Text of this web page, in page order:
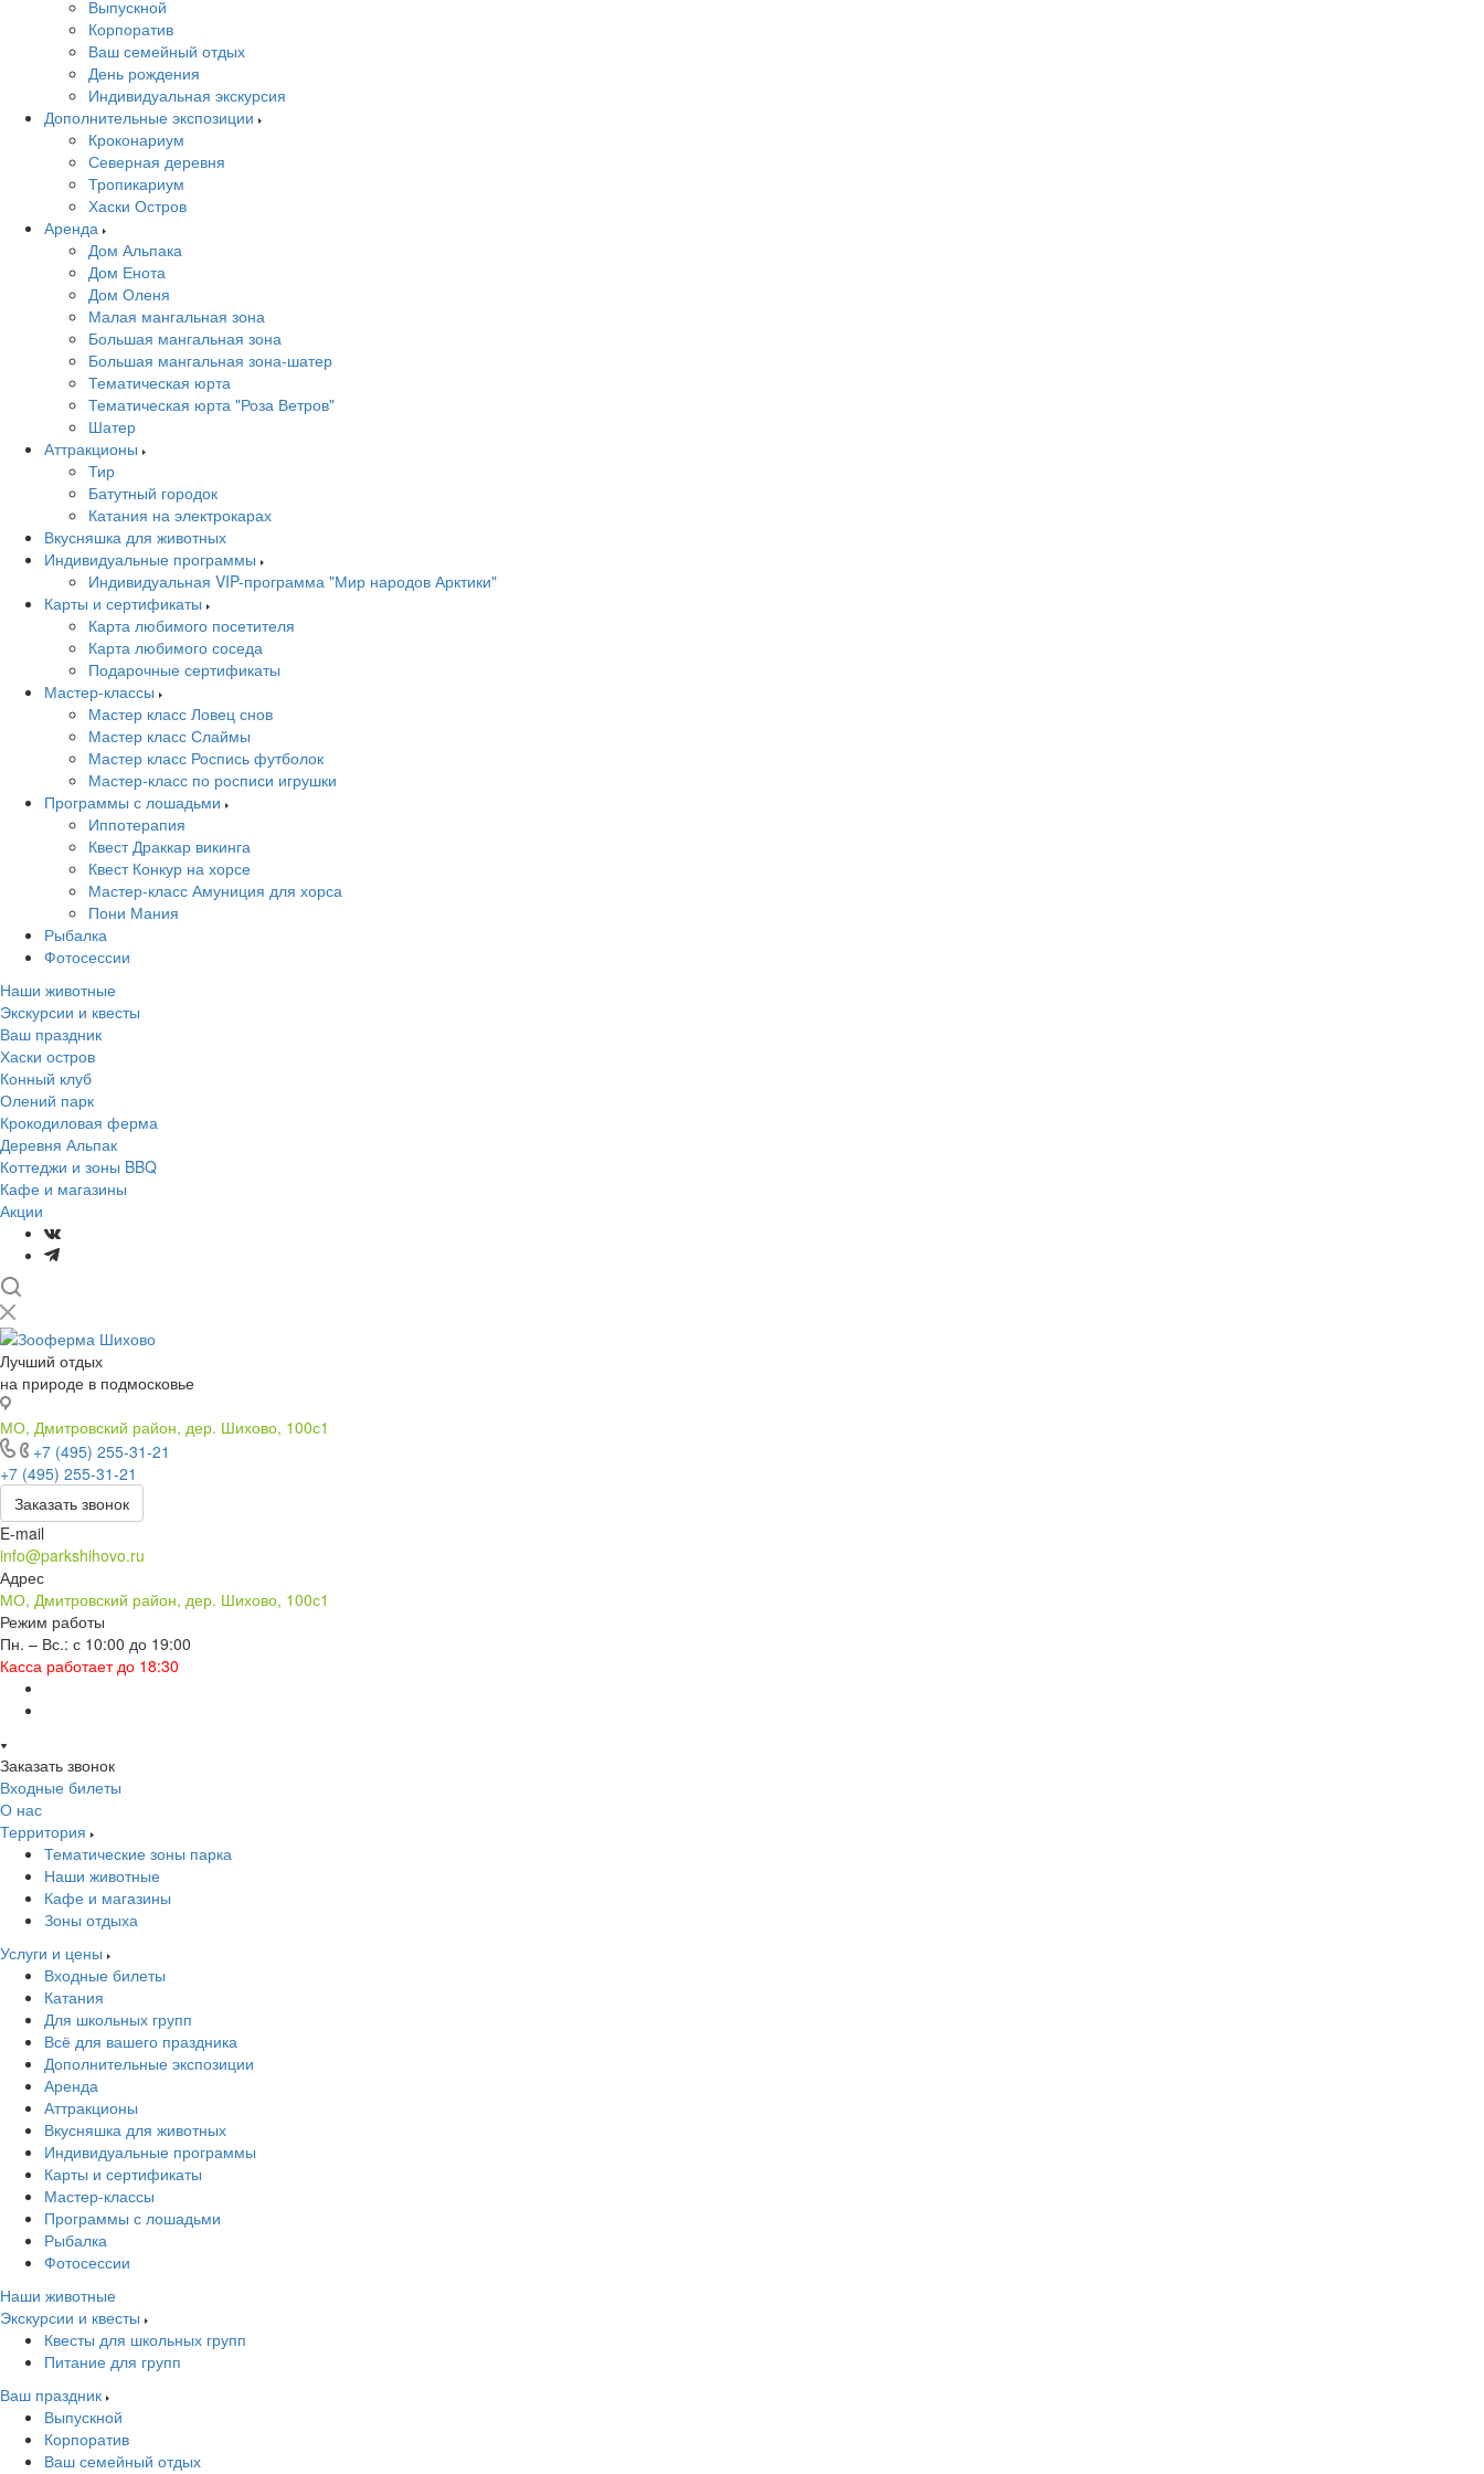
Выпускной
Корпоратив
Ваш семейный отдых
День рождения
Индивидуальная экскурсия
Дополнительные экспозиции
Кроконариум
Северная деревня
Тропикариум
Хаски Остров
Аренда
Дом Альпака
Дом Енота
Дом Оленя
Малая мангальная зона
Большая мангальная зона
Большая мангальная зона-шатер
Тематическая юрта
Тематическая юрта "Роза Ветров"
Шатер
Аттракционы
Тир
Батутный городок
Катания на электрокарах
Вкусняшка для животных
Индивидуальные программы
Индивидуальная VIP-программа "Мир народов Арктики"
Карты и сертификаты
Карта любимого посетителя
Карта любимого соседа
Подарочные сертификаты
Мастер-классы
Мастер класс Ловец снов
Мастер класс Слаймы
Мастер класс Роспись футболок
Мастер-класс по росписи игрушки
Программы с лошадьми
Иппотерапия
Квест Драккар викинга
Квест Конкур на хорсе
Мастер-класс Амуниция для хорса
Пони Мания
Рыбалка
Фотосессии
Наши животные
Экскурсии и квесты
Ваш праздник
Хаски остров
Конный клуб
Олений парк
Крокодиловая ферма
Деревня Альпак
Коттеджи и зоны BBQ
Кафе и магазины
Акции
Лучший отдых
на природе в подмосковье
МО, Дмитровский район, дер. Шихово, 100с1
+7 (495) 255-31-21
+7 (495) 255-31-21
Заказать звонок
E-mail
info@parkshihovo.ru
Адрес
МО, Дмитровский район, дер. Шихово, 100с1
Режим работы
Пн. – Вс.: с 10:00 до 19:00
Касса работает до 18:30
Заказать звонок
Входные билеты
О нас
Территория
Тематические зоны парка
Наши животные
Кафе и магазины
Зоны отдыха
Услуги и цены
Входные билеты
Катания
Для школьных групп
Всё для вашего праздника
Дополнительные экспозиции
Аренда
Аттракционы
Вкусняшка для животных
Индивидуальные программы
Карты и сертификаты
Мастер-классы
Программы с лошадьми
Рыбалка
Фотосессии
Наши животные
Экскурсии и квесты
Квесты для школьных групп
Питание для групп
Ваш праздник
Выпускной
Корпоратив
Ваш семейный отдых